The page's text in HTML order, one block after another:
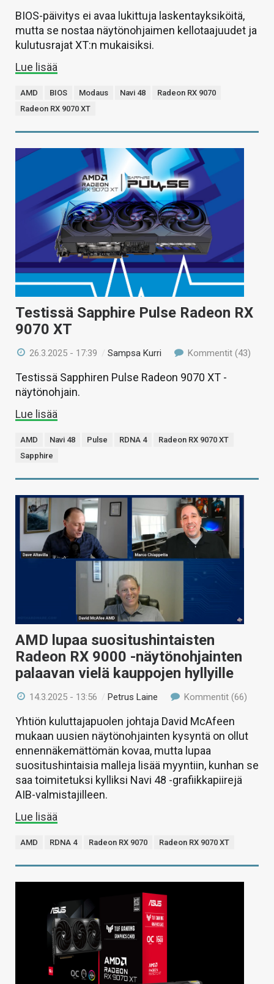
BIOS-päivitys ei avaa lukittuja laskentayksiköitä,
mutta se nostaa näytönohjaimen kellotaajuudet ja
kulutusrajat XT:n mukaisiksi.
Lue lisää
AMD BIOS Modaus Navi 48
Radeon RX 9070
Radeon RX 9070 XT
Testissä Sapphire Pulse Radeon RX
9070 XT
26.3.2025 - 17:39 /Sampsa Kurri Kommentit (43)
Testissä Sapphiren Pulse Radeon 9070 XT -
näytönohjain.
Lue lisää
AMD Navi 48 Pulse RDNA 4
Radeon RX 9070 XT
Sapphire
AMD lupaa suositushintaisten
Radeon RX 9000 -näytönohjainten
palaavan vielä kauppojen hyllyille
14.3.2025 - 13:56 /Petrus Laine Kommentit (66)
Yhtiön kuluttajapuolen johtaja David McAfeen
mukaan uusien näytönohjainten kysyntä on ollut
ennennäkemättömän kovaa, mutta lupaa
suositushintaisia malleja lisää myyntiin, kunhan se
saa toimitetuksi kylliksi Navi 48 -grafiikkapiirejä
AIB-valmistajilleen.
Lue lisää
AMD RDNA 4 Radeon RX 9070 Radeon RX 9070 XT